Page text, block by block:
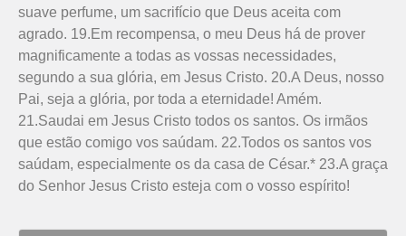
suave perfume, um sacrifício que Deus aceita com
agrado. 19.Em recompensa, o meu Deus há de prover
magnificamente a todas as vossas necessidades,
segundo a sua glória, em Jesus Cristo. 20.A Deus, nosso
Pai, seja a glória, por toda a eternidade! Amém.
21.Saudai em Jesus Cristo todos os santos. Os irmãos
que estão comigo vos saúdam. 22.Todos os santos vos
saúdam, especialmente os da casa de César.* 23.A graça
do Senhor Jesus Cristo esteja com o vosso espírito!